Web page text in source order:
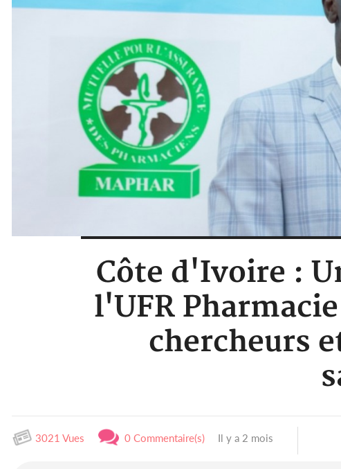
Côte d'Ivoire :
l'UFR
chercheurs
3021 Vues 0 Commentaire(s) Il y a 2 mois